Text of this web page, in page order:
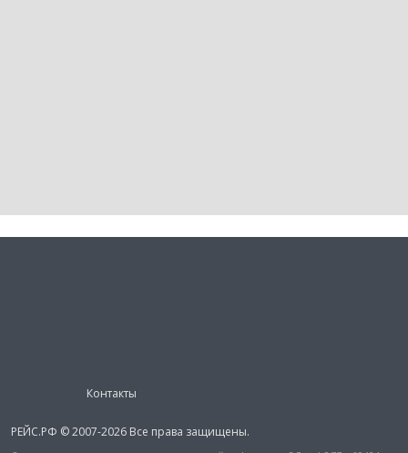
Контакты
РЕЙС.РФ © 2007-2026 Все права защищены.